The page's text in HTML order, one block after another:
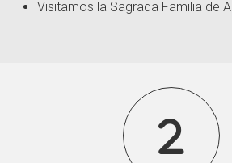
Visitamos la Sagrada Familia de
2